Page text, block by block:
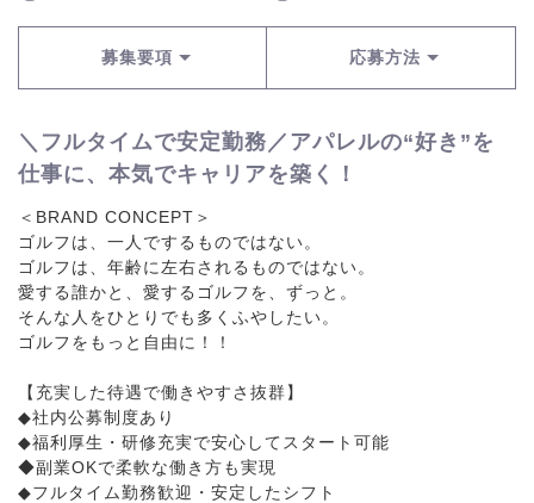
募集要項 応募方法
＼フルタイムで安定勤務／アパレルの“好き”を
仕事に、本気でキャリアを築く！
＜BRAND CONCEPT＞
ゴルフは、一人でするものではない。
ゴルフは、年齢に左右されるものではない。
愛する誰かと、愛するゴルフを、ずっと。
そんな人をひとりでも多くふやしたい。
ゴルフをもっと自由に！！
【充実した待遇で働きやすさ抜群】
◆社内公募制度あり
◆福利厚生・研修充実で安心してスタート可能
◆副業OKで柔軟な働き方も実現
◆フルタイム勤務歓迎・安定したシフト